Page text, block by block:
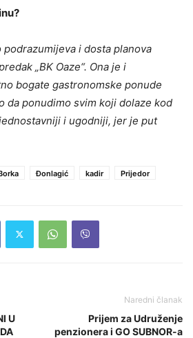
i dosta planova
„BK Oaze“. Ona je i
bogate gastronomske ponude
da ponudimo svim koji dolaze kod
i ugodniji, jer je put
Đonlagić kadir Prijedor
U
Naredni članak
Prijem za Udruženje
penzionera i GO SUBNOR-a